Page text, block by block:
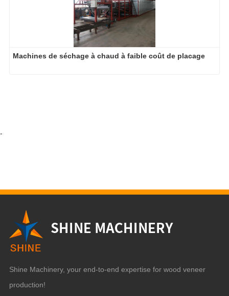
Machines de séchage à chaud à faible coût de placage
-
Shine Machinery, your end-to-end expertise for wood veneer
production!